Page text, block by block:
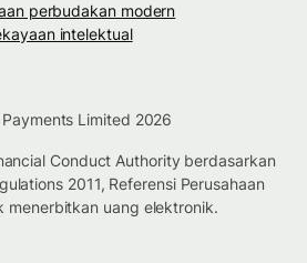
perbudakan modern
intelektual
Limited 2026
Conduct Authority berdasarkan
2011, Referensi Perusahaan
menerbitkan uang elektronik.